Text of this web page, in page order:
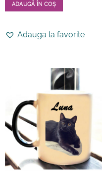
ADAUGĂ ÎN COȘ
Adauga la favorite